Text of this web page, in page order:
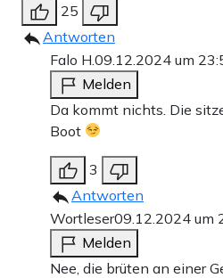
25
Antworten
Falo H. 09.12.2024 um
Melden
Da kommt nichts. Die
Boot
3
Antworten
Wortleser09.12.2024 um
Melden
Nee, die brüten an einer